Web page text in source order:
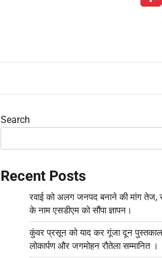
Search
Recent Posts
रवाई को अलग जनपद बनाने की मांग तेज,
के नाम एसडीएम को सौंपा ज्ञापन।
कुंवर प्रसून को याद कर गूंजा दून
लोकार्पण और जगमोहन रौतेला सम्मानित ।